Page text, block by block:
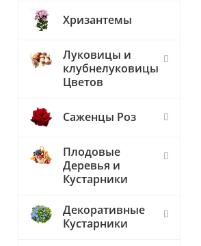
Хризантемы
Луковицы и
клубнелуковицы
Цветов
Саженцы Роз
Плодовые
Деревья и
Кустарники
Декоративные
Кустарники